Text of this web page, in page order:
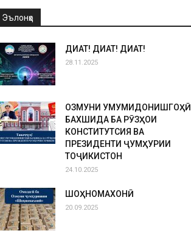
Эълонҳо
ДИҚҚАТ! ДИҚҚАТ! ДИҚҚАТ!
28.11.2025
ОЗМУНИ УМУМИДОНИШГОҲӢ
БАХШИДА БА РӮЗҲОИ
КОНСТИТУТСИЯ ВА
ПРЕЗИДЕНТИ ҶУМҲУРИИ
ТОҶИКИСТОН
24.10.2025
ШОҲНОМАХОНӢ
20.09.2025